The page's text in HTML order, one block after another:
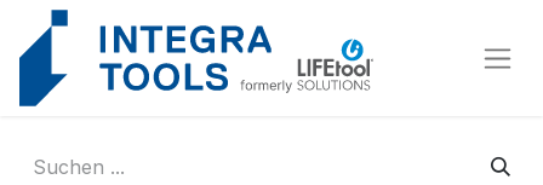
Cookie-Einstellungen